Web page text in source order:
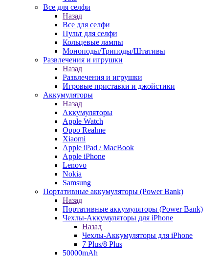
Все для селфи
Назад
Все для селфи
Пульт для селфи
Кольцевые лампы
Моноподы/Триподы/Штативы
Развлечения и игрушки
Назад
Развлечения и игрушки
Игровые приставки и джойстики
Аккумуляторы
Назад
Аккумуляторы
Apple Watch
Oppo Realme
Xiaomi
Apple iPad / MacBook
Apple iPhone
Lenovo
Nokia
Samsung
Портативные аккумуляторы (Power Bank)
Назад
Портативные аккумуляторы (Power Bank)
Чехлы-Аккумуляторы для iPhone
Назад
Чехлы-Аккумуляторы для iPhone
7 Plus/8 Plus
50000mAh